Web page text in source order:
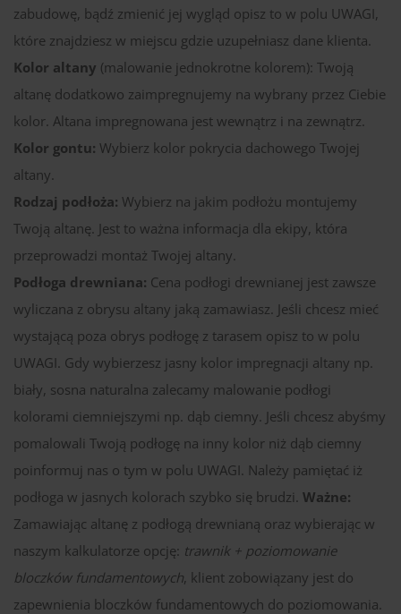
zabudowę, bądź zmienić jej wygląd opisz to w polu UWAGI,
które znajdziesz w miejscu gdzie uzupełniasz dane klienta.
Kolor altany (malowanie jednokrotne kolorem): Twoją
altanę dodatkowo zaimpregnujemy na wybrany przez Ciebie
kolor. Altana impregnowana jest wewnątrz i na zewnątrz.
Kolor gontu: Wybierz kolor pokrycia dachowego Twojej
altany.
Rodzaj podłoża: Wybierz na jakim podłożu montujemy
Twoją altanę. Jest to ważna informacja dla ekipy, która
przeprowadzi montaż Twojej altany.
Podłoga drewniana: Cena podłogi drewnianej jest zawsze
wyliczana z obrysu altany jaką zamawiasz. Jeśli chcesz mieć
wystającą poza obrys podłogę z tarasem opisz to w polu
UWAGI. Gdy wybierzesz jasny kolor impregnacji altany np.
biały, sosna naturalna zalecamy malowanie podłogi
kolorami ciemniejszymi np. dąb ciemny. Jeśli chcesz abyśmy
pomalowali Twoją podłogę na inny kolor niż dąb ciemny
poinformuj nas o tym w polu UWAGI. Należy pamiętać iż
podłoga w jasnych kolorach szybko się brudzi. Ważne:
Zamawiając altanę z podłogą drewnianą oraz wybierając w
naszym kalkulatorze opcję: trawnik + poziomowanie
bloczków fundamentowych, klient zobowiązany jest do
zapewnienia bloczków fundamentowych do poziomowania.